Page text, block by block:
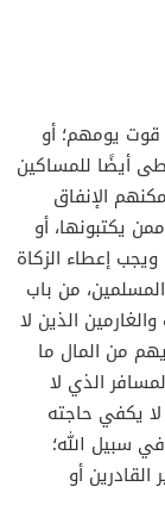
قوت يومهم؛ أو
أيضًا للمساكين
الإنفاق
يكتبونها، أو
ويجب إعطاء الزكاة
من باب
الذين لا
من المال ما
الذي لا
يكفي حاجته
سبيل الله؛
أو